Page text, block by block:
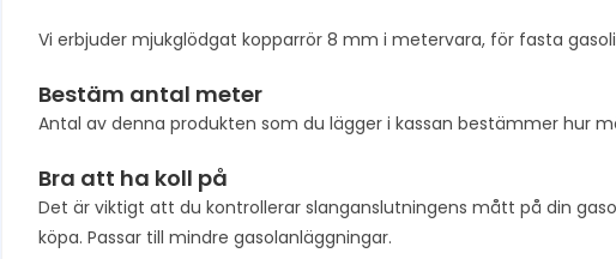
Vi erbjuder mjukglödgat kopparrör 8 mm i metervara, för fasta
Bestäm antal meter
Antal av denna produkten som du lägger i kassan bestämmer hur
Bra att ha koll på
Det är viktigt att du kontrollerar slanganslutningens mått på din
köpa. Passar till mindre gasolanläggningar.